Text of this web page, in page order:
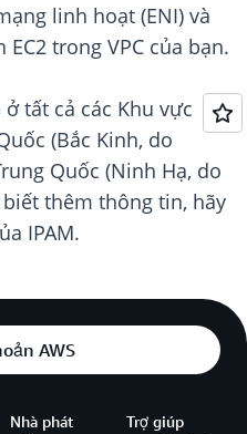
linh hoạt (ENI) và
trong VPC của bạn.
tất cả các Khu vực
(Bắc Kinh, do
Quốc (Ninh Hạ, do
thêm thông tin, hãy
IPAM.
AWS
Nhà phát
Trợ giúp